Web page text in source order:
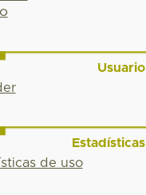
Usuario
Estadísticas
de uso